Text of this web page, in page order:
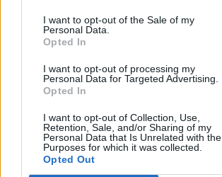
I want to opt-out of the Sale of my
Personal Data.
Opted In
I want to opt-out of processing my
Personal Data for Targeted Advertising.
Opted In
I want to opt-out of Collection, Use,
Retention, Sale, and/or Sharing of my
Personal Data that Is Unrelated with the
Purposes for which it was collected.
Opted Out